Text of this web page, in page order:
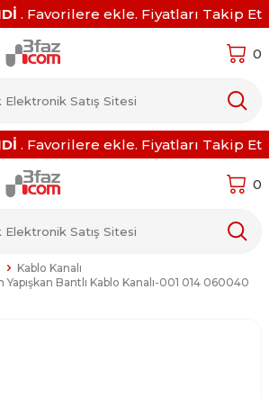
. Favorilere ekle. Fiyatları Takip Et
0
. Favorilere ekle. Fiyatları Takip Et
0
Kablo Kanalı
Bantlı Kablo Kanalı-001 014 060040